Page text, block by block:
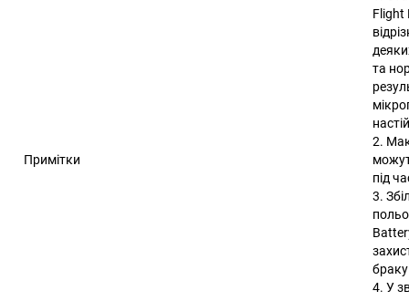
Примітки
Flight
та
2.
під
3.
браку
4. У